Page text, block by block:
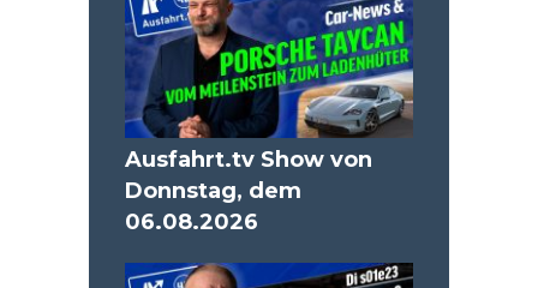
Ausfahrt.tv Show von
Donnstag, dem
06.08.2026